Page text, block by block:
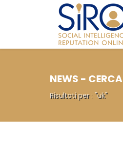
NEWS - CERCA
Risultati per : "uk"